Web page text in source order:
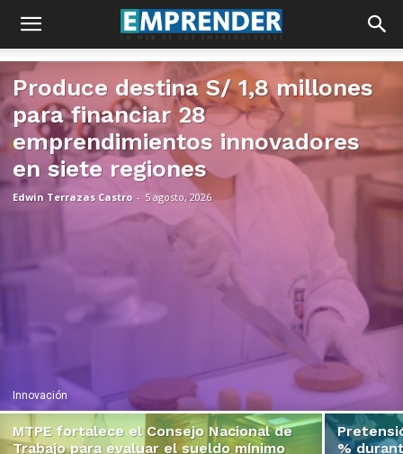
Innovación
Produce destina S/ 1,8 millones
para financiar 28
emprendimientos innovadores
en siete regiones
Edwin Terrazas Castro - 5 agosto, 2026
MTPE fortalece el Consejo Nacional de
Trabajo para evaluar el sueldo mínimo
%